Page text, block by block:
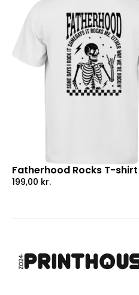
Fatherhood Rocks T-shirt
199,00 kr.